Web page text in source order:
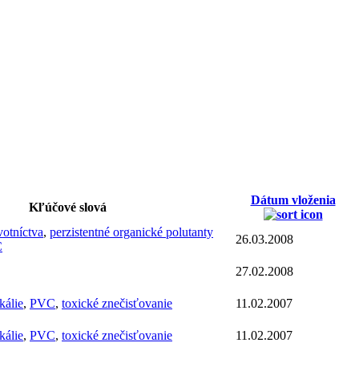
Kľúčové slová
Dátum vloženia
, perzistentné organické polutanty
26.03.2008
27.02.2008
, PVC, toxické znečisťovanie 11.02.2007
, PVC, toxické znečisťovanie 11.02.2007